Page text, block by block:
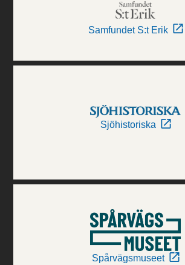
Samfundet S:t Erik
Sjöhistoriska
Spårvägsmuseet